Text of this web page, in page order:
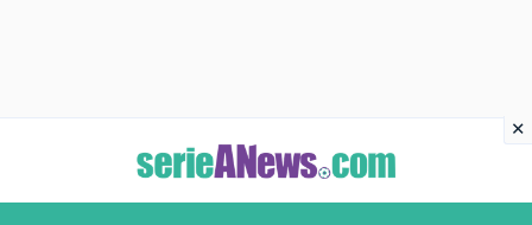
contenuto